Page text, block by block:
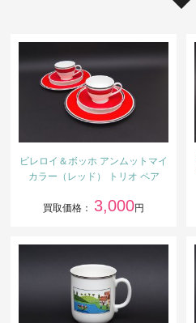
ビレロイ＆ボッホ アンムットマイ
カラー（レッド） トリオ ペア
買取価格： 3,000円